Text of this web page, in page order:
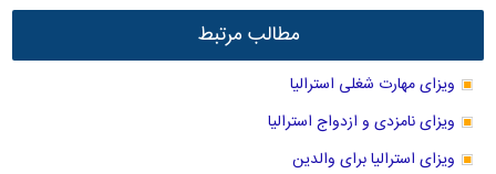
مطالب مرتبط
ویزای مهارت شغلی استرالیا
ویزای نامزدی و ازدواج استرالیا
ویزای استرالیا برای والدین